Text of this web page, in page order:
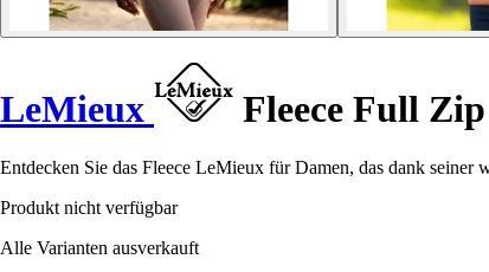
LeMieux Fleece Full
Entdecken Sie das Fleece LeMieux für Damen, das dank
Produkt nicht verfügbar
Alle Varianten ausverkauft